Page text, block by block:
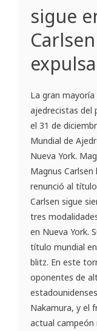
sigue
La gran
ajedrecistas del
el 31 de
Mundial de
Nueva York.
Magnus
renunció al
Carlsen sigue
tres
en Nueva York.
título mundial
blitz. En este
oponentes de
Nakamura, y el
actual campeón